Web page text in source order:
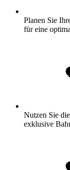
Planen Sie
für eine
Nutzen Sie
exklusive